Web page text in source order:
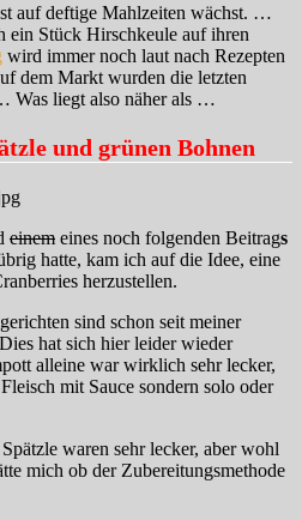
deftige Mahlzeiten wächst. …
ein Stück Hirschkeule auf ihren
wird immer noch laut nach Rezepten
dem Markt wurden die letzten
Was liegt also näher als …
und grünen Bohnen
einem eines noch folgenden Beitrags
hatte, kam ich auf die Idee, eine
herzustellen.
sind schon seit meiner
hat sich hier leider wieder
alleine war wirklich sehr lecker,
mit Sauce sondern solo oder
waren sehr lecker, aber wohl
mich ob der Zubereitungsmethode